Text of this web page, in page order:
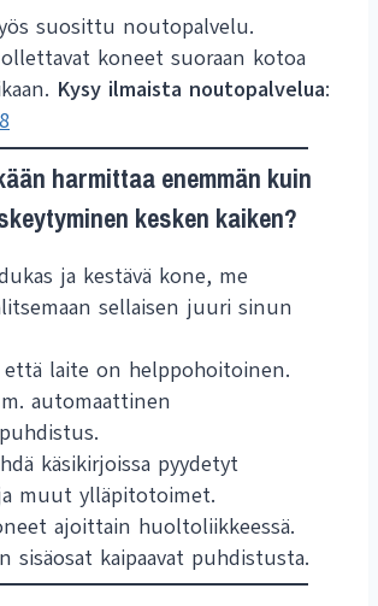
suosittu noutopalvelu.
koneet suoraan kotoa
Kysy ilmaista noutopalvelua:
harmittaa enemmän kuin
kesken kaiken?
ja kestävä kone, me
sellaisen juuri sinun
laite on helppohoitoinen.
automaattinen
käsikirjoissa pyydetyt
muut ylläpitotoimet.
ajoittain huoltoliikkeessä.
sisäosat kaipaavat puhdistusta.